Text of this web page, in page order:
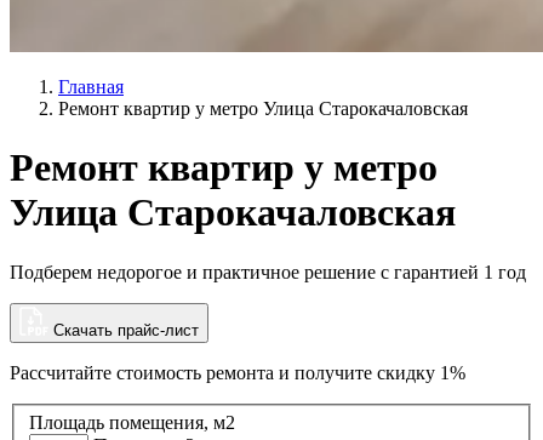
Главная
Ремонт квартир у метро Улица Старокачаловская
Ремонт квартир у метро
Улица Старокачаловская
Подберем недорогое и практичное решение с гарантией 1 год
Скачать прайс-лист
Рассчитайте стоимость ремонта и получите скидку 1%
Площадь помещения, м2